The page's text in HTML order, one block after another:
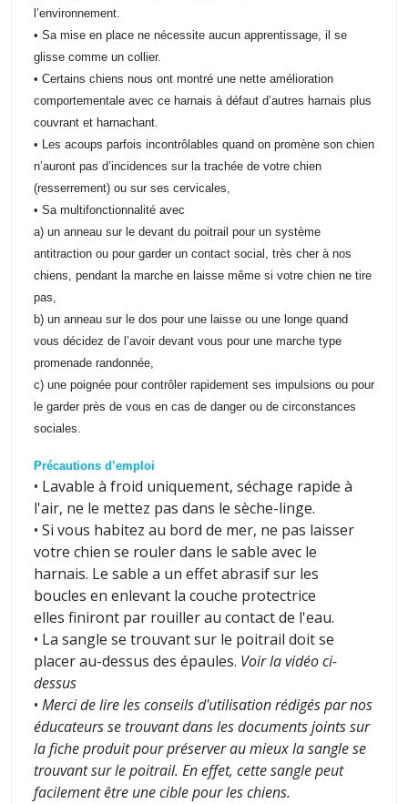
l’environnement.
• Sa mise en place ne nécessite aucun apprentissage, il se
glisse comme un collier.
• Certains chiens nous ont montré une nette amélioration
comportementale avec ce harnais à défaut d’autres harnais plus
couvrant et harnachant.
• Les acoups parfois incontrôlables quand on promène son chien
n’auront pas d’incidences sur la trachée de votre chien
(resserrement) ou sur ses cervicales,
• Sa multifonctionnalité avec
a) un anneau sur le devant du poitrail pour un système
antitraction ou pour garder un contact social, très cher à nos
chiens, pendant la marche en laisse même si votre chien ne tire
pas,
b) un anneau sur le dos pour une laisse ou une longe quand
vous décidez de l’avoir devant vous pour une marche type
promenade randonnée,
c) une poignée pour contrôler rapidement ses impulsions ou pour
le garder près de vous en cas de danger ou de circonstances
sociales.
Précautions d’emploi
• Lavable à froid uniquement, séchage rapide à
l'air, ne le mettez pas dans le sèche-linge.
• Si vous habitez au bord de mer, ne pas laisser
votre chien se rouler dans le sable avec le
harnais. Le sable a un effet abrasif sur les
boucles en enlevant la couche protectrice
elles finiront par rouiller au contact de l'eau.
• La sangle se trouvant sur le poitrail doit se
placer au-dessus des épaules. Voir la vidéo ci-
dessus
• Merci de lire les conseils d'utilisation rédigés par nos
éducateurs se trouvant dans les documents joints sur
la fiche produit pour préserver au mieux la sangle se
trouvant sur le poitrail. En effet, cette sangle peut
facilement être une cible pour les chiens.